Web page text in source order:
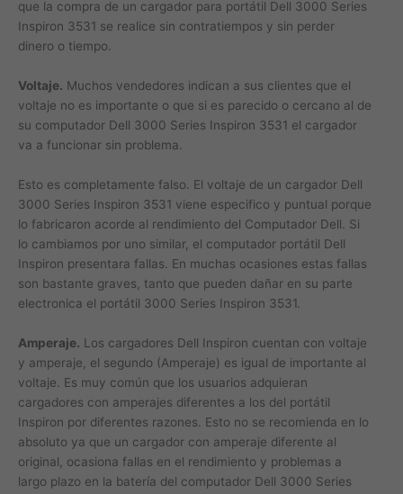
que la compra de un cargador para portátil Dell 3000 Series
Inspiron 3531 se realice sin contratiempos y sin perder
dinero o tiempo.
Voltaje. Muchos vendedores indican a sus clientes que el
voltaje no es importante o que si es parecido o cercano al de
su computador Dell 3000 Series Inspiron 3531 el cargador
va a funcionar sin problema.
Esto es completamente falso. El voltaje de un cargador Dell
3000 Series Inspiron 3531 viene especifico y puntual porque
lo fabricaron acorde al rendimiento del Computador Dell. Si
lo cambiamos por uno similar, el computador portátil Dell
Inspiron presentara fallas. En muchas ocasiones estas fallas
son bastante graves, tanto que pueden dañar en su parte
electronica el portátil 3000 Series Inspiron 3531.
Amperaje. Los cargadores Dell Inspiron cuentan con voltaje
y amperaje, el segundo (Amperaje) es igual de importante al
voltaje. Es muy común que los usuarios adquieran
cargadores con amperajes diferentes a los del portátil
Inspiron por diferentes razones. Esto no se recomienda en lo
absoluto ya que un cargador con amperaje diferente al
original, ocasiona fallas en el rendimiento y problemas a
largo plazo en la batería del computador Dell 3000 Series